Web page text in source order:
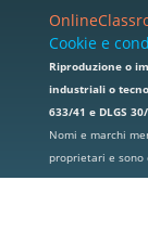
Cookie e
Riproduzione o
industriali o
633/41 e DLGS
Nomi e marchi
proprietari e sono